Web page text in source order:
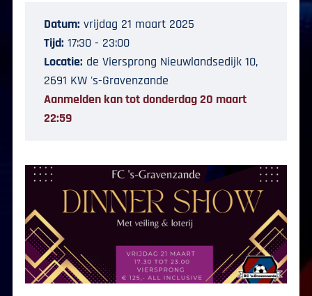
Datum: vrijdag 21 maart 2025
Tijd: 17:30 - 23:00
Locatie: de Viersprong Nieuwlandsedijk 10,
2691 KW 's-Gravenzande
Aanmelden kan tot donderdag 20 maart
22:59